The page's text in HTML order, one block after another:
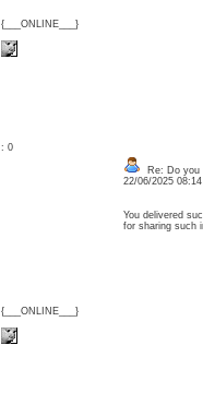
{___ONLINE___}
: 0
{___ONLINE___}
Re: Do you
22/06/2025
You delivered
for sharing such